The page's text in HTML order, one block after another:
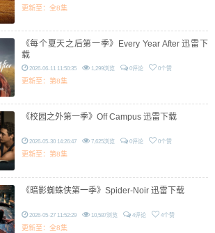
更新至：全8集
《每个夏天之后第一季》Every Year After 迅雷下
载
2026-06-11 11:50:35 1,299浏览 0评论 0个赞
更新至：第8集
《校园之外第一季》Off Campus 迅雷下载
2026-05-30 14:26:47 7,625浏览 0评论 0个赞
更新至：第8集
《暗影蜘蛛侠第一季》Spider-Noir 迅雷下载
2026-05-27 11:52:29 10,587浏览 4评论 4个赞
更新至：全8集